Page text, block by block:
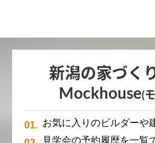
新潟の家づく
Mockhouse(
お気に入りのビルダーや
見学会の予約履歴を一覧